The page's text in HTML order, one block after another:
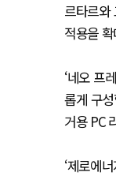
르타르와
적용을
‘네오 프
롭게 구
거용 PC
‘제로에